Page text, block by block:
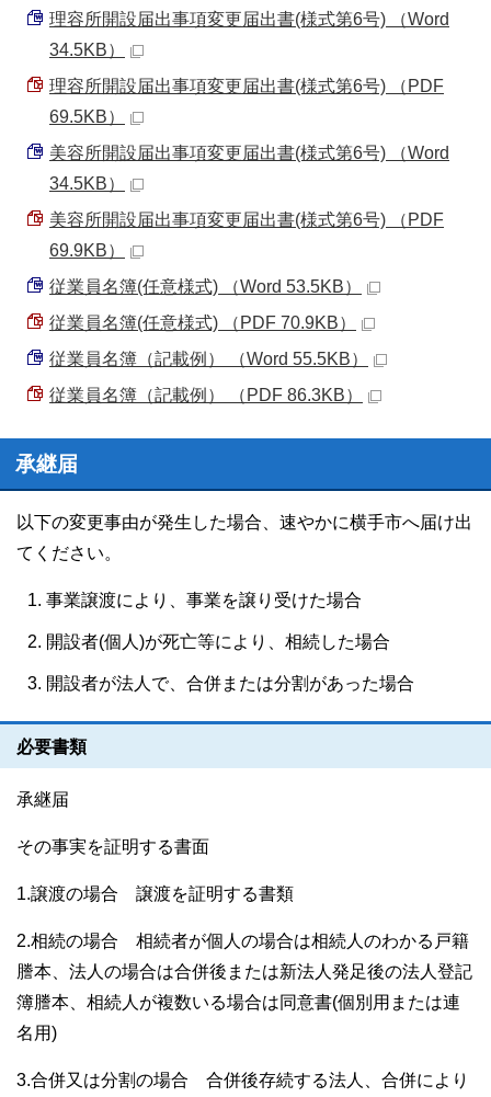
理容所開設届出事項変更届出書(様式第6号) （Word
34.5KB）
理容所開設届出事項変更届出書(様式第6号) （PDF
69.5KB）
美容所開設届出事項変更届出書(様式第6号) （Word
34.5KB）
美容所開設届出事項変更届出書(様式第6号) （PDF
69.9KB）
従業員名簿(任意様式) （Word 53.5KB）
従業員名簿(任意様式) （PDF 70.9KB）
従業員名簿（記載例） （Word 55.5KB）
従業員名簿（記載例） （PDF 86.3KB）
承継届
以下の変更事由が発生した場合、速やかに横手市へ届け出
てください。
事業譲渡により、事業を譲り受けた場合
開設者(個人)が死亡等により、相続した場合
開設者が法人で、合併または分割があった場合
必要書類
承継届
その事実を証明する書面
1.譲渡の場合 譲渡を証明する書類
2.相続の場合 相続者が個人の場合は相続人のわかる戸籍
謄本、法人の場合は合併後または新法人発足後の法人登記
簿謄本、相続人が複数いる場合は同意書(個別用または連
名用)
3.合併又は分割の場合 合併後存続する法人、合併により